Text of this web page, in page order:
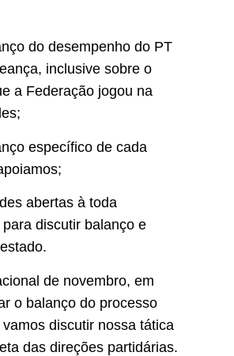
do desempenho do PT
, inclusive sobre o
a Federação jogou na
;
específico de cada
abertas à toda
para discutir balanço e
estado.
de novembro, em
o balanço do processo
discutir nossa tática
das direções partidárias.